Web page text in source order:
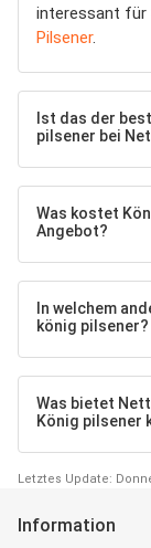
interessant für
Pilsener.
Ist das der
pilsener bei
Was kostet
Angebot?
In welchem
könig pilsener?
Was bietet
König pilsener
Letztes Update:
Information